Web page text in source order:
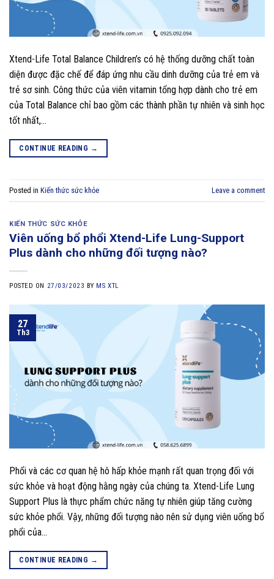
Xtend-Life Total Balance Children’s có hệ thống dưỡng chất toàn
diện được đặc chế để đáp ứng nhu cầu dinh dưỡng của trẻ em và
trẻ sơ sinh. Công thức của viên vitamin tổng hợp dành cho trẻ em
của Total Balance chỉ bao gồm các thành phần tự nhiên và sinh học
tốt nhất,…
CONTINUE READING →
Posted in Kiến thức sức khỏe Leave a comment
KIẾN THỨC SỨC KHỎE
Viên uống bổ phổi Xtend-Life Lung-Support
Plus dành cho những đối tượng nào?
POSTED ON 27/03/2023 BY MS XTL
27
Th3
Phổi và các cơ quan hệ hô hấp khỏe mạnh rất quan trọng đối với
sức khỏe và hoạt động hằng ngày của chúng ta. Xtend-Life Lung
Support Plus là thực phẩm chức năng tự nhiên giúp tăng cường
sức khỏe phổi. Vậy, những đối tượng nào nên sử dụng viên uống bổ
phổi của…
CONTINUE READING →